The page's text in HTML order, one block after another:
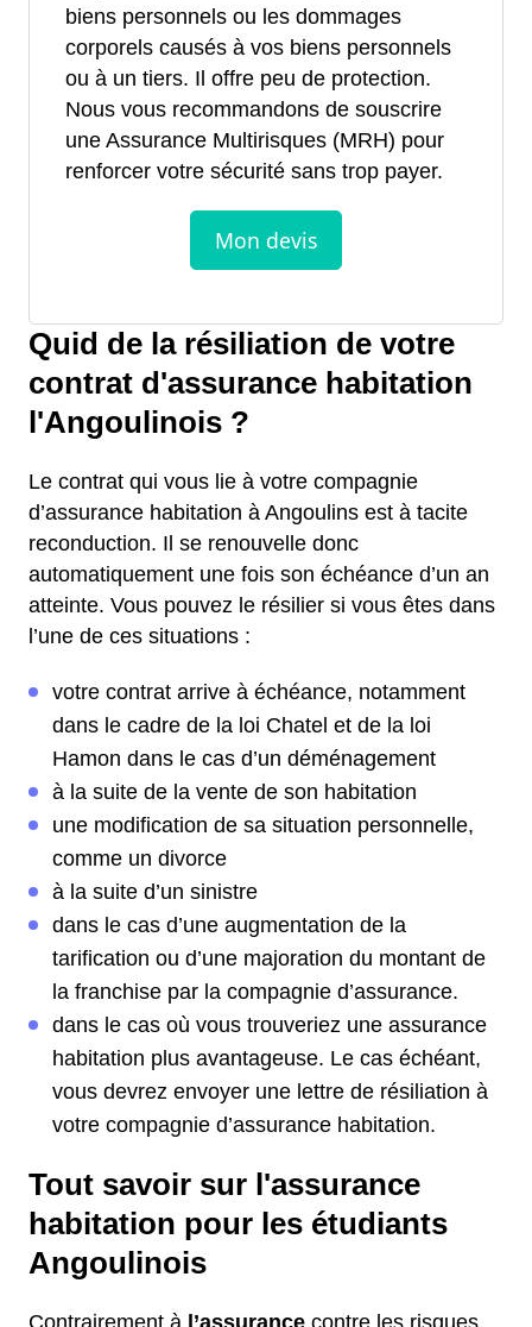
biens personnels ou les dommages
corporels causés à vos biens personnels
ou à un tiers. Il offre peu de protection.
Nous vous recommandons de souscrire
une Assurance Multirisques (MRH) pour
renforcer votre sécurité sans trop payer.
Quid de la résiliation de votre
contrat d'assurance habitation
l'Angoulinois ?
Le contrat qui vous lie à votre compagnie
d’assurance habitation à Angoulins est à tacite
reconduction. Il se renouvelle donc
automatiquement une fois son échéance d’un an
atteinte. Vous pouvez le résilier si vous êtes dans
l’une de ces situations :
votre contrat arrive à échéance, notamment
dans le cadre de la loi Chatel et de la loi
Hamon dans le cas d’un déménagement
à la suite de la vente de son habitation
une modification de sa situation personnelle,
comme un divorce
à la suite d’un sinistre
dans le cas d’une augmentation de la
tarification ou d’une majoration du montant de
la franchise par la compagnie d’assurance.
dans le cas où vous trouveriez une assurance
habitation plus avantageuse. Le cas échéant,
vous devrez envoyer une lettre de résiliation à
votre compagnie d’assurance habitation.
Tout savoir sur l'assurance
habitation pour les étudiants
Angoulinois
Contrairement à l’assurance contre les risques